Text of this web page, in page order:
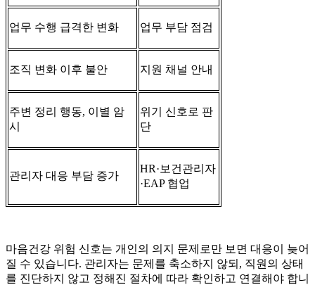
업무 수행 급격한 변화 업무 부담 점검
조직 변화 이후 불안 지원 채널 안내
주변 정리 행동, 이별 암
시
위기 신호로 판
단
관리자 대응 부담 증가
HR·보건관리자
·EAP 협업
마음건강 위험 신호는 개인의 의지 문제로만 보면 대응이 늦어
질 수 있습니다. 관리자는 문제를 축소하지 않되, 직원의 상태
를 진단하지 않고 정해진 절차에 따라 확인하고 연결해야 합니